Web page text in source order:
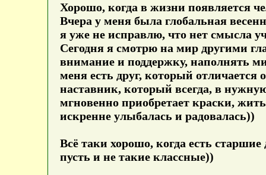
Хорошо, когда в жизни появляется
Вчера у меня была глобальная
я уже не исправлю, что нет смысла
Сегодня я смотрю на мир другими
внимание и поддержку, наполнять
меня есть друг, который
наставник, который всегда, в
мгновенно приобретает краски,
искренне улыбалась и радовалась))
Всё таки хорошо, когда есть
пусть и не такие классные))